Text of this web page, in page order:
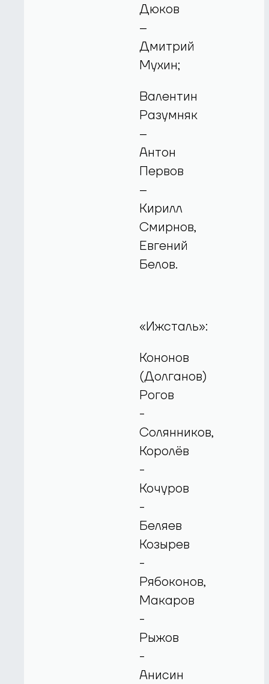
Дюков
–
Дмитрий
Мухин;
Валентин
Разумняк
–
Антон
Первов
–
Кирилл
Смирнов,
Евгений
Белов.
«Ижсталь»:
Кононов
(Долганов)
Рогов
-
Солянников,
Королёв
-
Кочуров
-
Беляев
Козырев
-
Рябоконов,
Макаров
-
Рыжов
-
Анисин